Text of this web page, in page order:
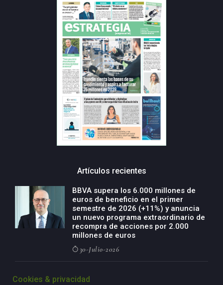
Artículos recientes
BBVA supera los 6.000 millones de
euros de beneficio en el primer
semestre de 2026 (+11%) y anuncia
un nuevo programa extraordinario de
recompra de acciones por 2.000
millones de euros
30-Julio-2026
negocio agro con un modelo global
Cookies & privacidad